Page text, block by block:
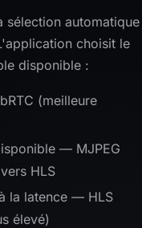
sélection automatique
choisit le
disponible :
(meilleure
— MJPEG
HLS
la latence — HLS
élevé)